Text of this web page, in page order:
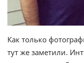
Как только
тут же заметили.